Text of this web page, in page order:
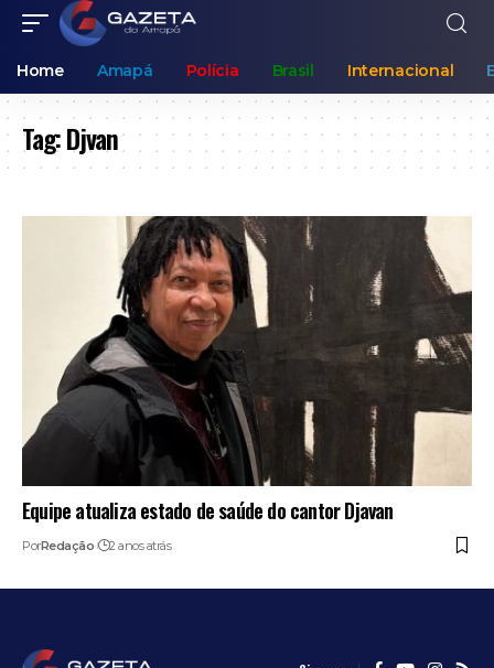
Home Amapá Polícia Brasil Internacional
Tag:Djvan
Equipe atualiza estado de saúde do cantor Djavan
PorRedação 2 anos atrás